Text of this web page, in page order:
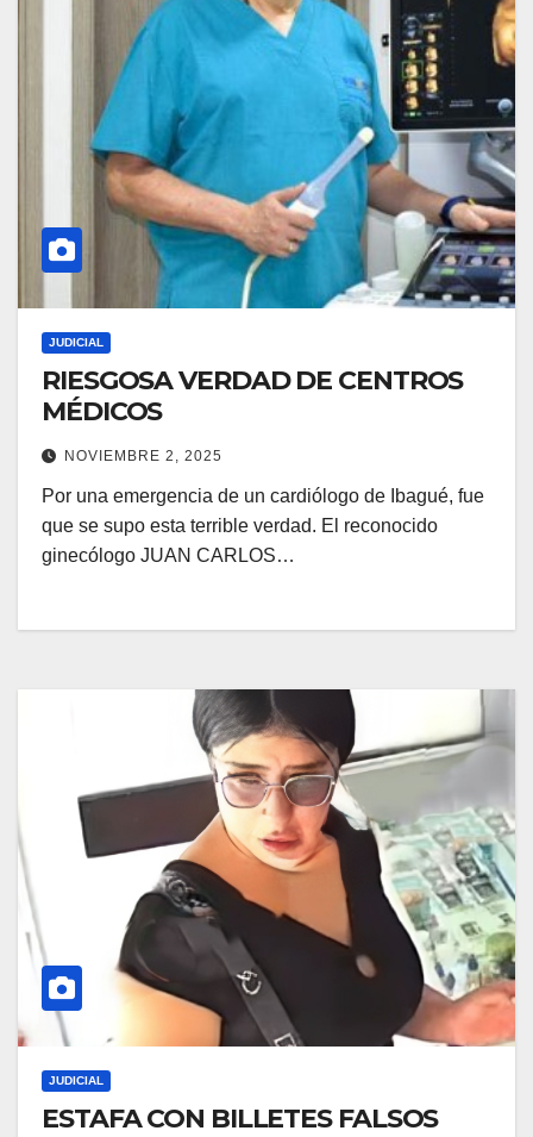
JUDICIAL
RIESGOSA VERDAD DE CENTROS
MÉDICOS
NOVIEMBRE 2, 2025
Por una emergencia de un cardiólogo de Ibagué, fue
que se supo esta terrible verdad. El reconocido
ginecólogo JUAN CARLOS…
JUDICIAL
ESTAFA CON BILLETES FALSOS